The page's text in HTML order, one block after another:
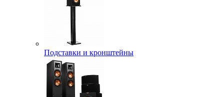
Подставки и кронштейны